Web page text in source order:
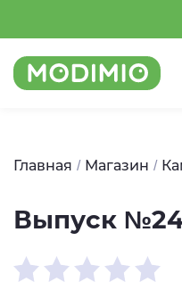
Главная Магазин
Выпуск